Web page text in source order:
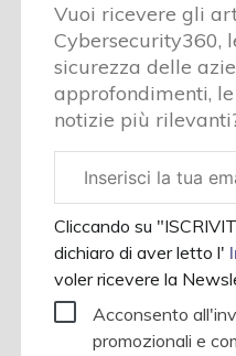
Vuoi ricevere gli
Cybersecurity360,
sicurezza delle
approfondimenti,
notizie più
aziendale
Cliccando su
dichiaro di aver letto l'
voler ricevere la
Acconsento
promozionali e